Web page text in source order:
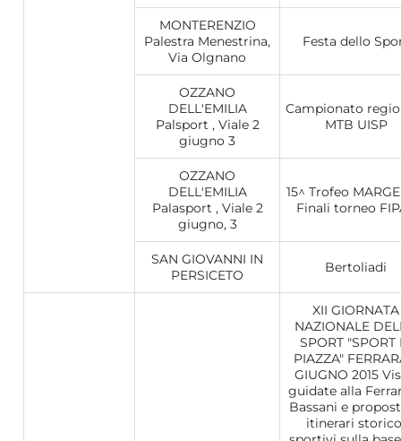
MONTERENZIO
Palestra Menestrina,
Via Olgnano
Festa dello
OZZANO
DELL'EMILIA
Palsport , Viale 2
giugno 3
Campionato
MTB UISP
OZZANO
DELL'EMILIA
Palasport , Viale 2
giugno, 3
15^ Trofeo
Finali torneo
SAN GIOVANNI IN
PERSICETO
Bertoliadi
XII GIORNATA
NAZIONALE
SPORT "SPORT
PIAZZA"
GIUGNO 2015
guidate alla
Bassani e
itinerari